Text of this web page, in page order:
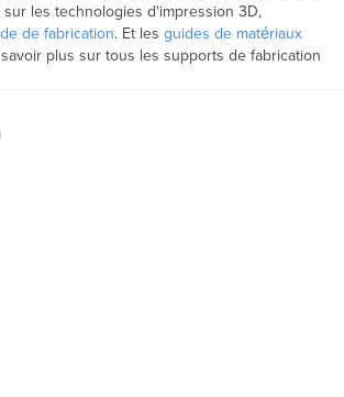
les technologies d'impression 3D,
de fabrication. Et les guides de matériaux
plus sur tous les supports de fabrication